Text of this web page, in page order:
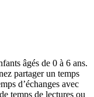
âgés de 0 à 6 ans.
partager un temps
d’échanges avec
temps de lectures ou